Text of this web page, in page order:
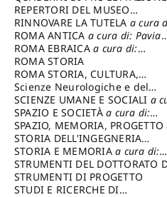
cura di: Giura Longo Tommaso
REPERTORI DEL MUSEO
CENTRALE DEL
cura di: Pizzo Marco
RINNOVARE LA TUTELA a cura
Cicalò Enrico
ROMA ANTICA a cura di: Pavia
Carlo
ROMA EBRAICAa cura di:
Procaccia Claudio
ROMA STORIA
ROMA STORIA, CULTURA,
IMMAGINEa cura di: Fagiolo
Marcello
Scienze Neurologiche e del
Comportamento
SCIENZE UMANE E SOCIALI a
di: Iannizzi Salvatore
SPAZIO E SOCIETÀa cura di:
Cassetti Roberto
SPAZIO, MEMORIA, PROGETTO
cura di: Rossi Massimo
STORIA DELL'INGEGNERIA
STRUTTURALE IN ITALIAa cura
Poretti Sergio
STORIA E MEMORIAa cura di:
Rossi Lauro
STRUMENTI DEL DOTTORATO
RICERCA IN RILIEVO E
RAPPRESENTAZIONE
STRUMENTI DI PROGETTO
STUDI E RICERCHE DI